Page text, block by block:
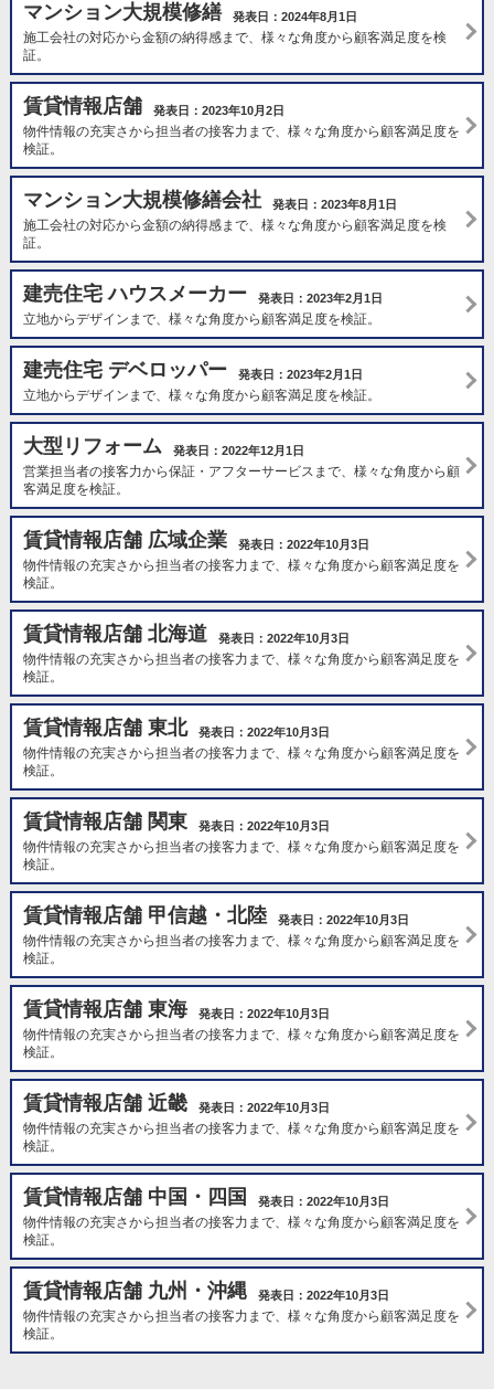
マンション大規模修繕 発表日：2024年8月1日
施工会社の対応から金額の納得感まで、様々な角度から顧客満足度を検
証。
賃貸情報店舗 発表日：2023年10月2日
物件情報の充実さから担当者の接客力まで、様々な角度から顧客満足度を
検証。
マンション大規模修繕会社 発表日：2023年8月1日
施工会社の対応から金額の納得感まで、様々な角度から顧客満足度を検
証。
建売住宅 ハウスメーカー 発表日：2023年2月1日
立地からデザインまで、様々な角度から顧客満足度を検証。
建売住宅 デベロッパー 発表日：2023年2月1日
立地からデザインまで、様々な角度から顧客満足度を検証。
大型リフォーム 発表日：2022年12月1日
営業担当者の接客力から保証・アフターサービスまで、様々な角度から顧
客満足度を検証。
賃貸情報店舗 広域企業 発表日：2022年10月3日
物件情報の充実さから担当者の接客力まで、様々な角度から顧客満足度を
検証。
賃貸情報店舗 北海道 発表日：2022年10月3日
物件情報の充実さから担当者の接客力まで、様々な角度から顧客満足度を
検証。
賃貸情報店舗 東北 発表日：2022年10月3日
物件情報の充実さから担当者の接客力まで、様々な角度から顧客満足度を
検証。
賃貸情報店舗 関東 発表日：2022年10月3日
物件情報の充実さから担当者の接客力まで、様々な角度から顧客満足度を
検証。
賃貸情報店舗 甲信越・北陸 発表日：2022年10月3日
物件情報の充実さから担当者の接客力まで、様々な角度から顧客満足度を
検証。
賃貸情報店舗 東海 発表日：2022年10月3日
物件情報の充実さから担当者の接客力まで、様々な角度から顧客満足度を
検証。
賃貸情報店舗 近畿 発表日：2022年10月3日
物件情報の充実さから担当者の接客力まで、様々な角度から顧客満足度を
検証。
賃貸情報店舗 中国・四国 発表日：2022年10月3日
物件情報の充実さから担当者の接客力まで、様々な角度から顧客満足度を
検証。
賃貸情報店舗 九州・沖縄 発表日：2022年10月3日
物件情報の充実さから担当者の接客力まで、様々な角度から顧客満足度を
検証。